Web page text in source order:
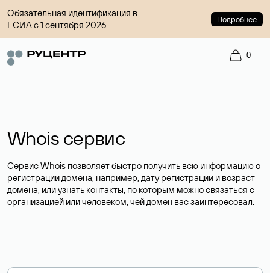
Обязательная идентификация в
ЕСИА с 1 сентября 2026
Подробнее
0
Whois сервис
Сервис Whois позволяет быстро получить всю информацию о
регистрации домена, например, дату регистрации и возраст
домена, или узнать контакты, по которым можно связаться с
организацией или человеком, чей домен вас заинтересовал.